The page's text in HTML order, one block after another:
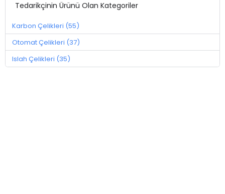
Tedarikçinin Ürünü Olan Kategoriler
Karbon Çelikleri (55)
Otomat Çelikleri (37)
Islah Çelikleri (35)